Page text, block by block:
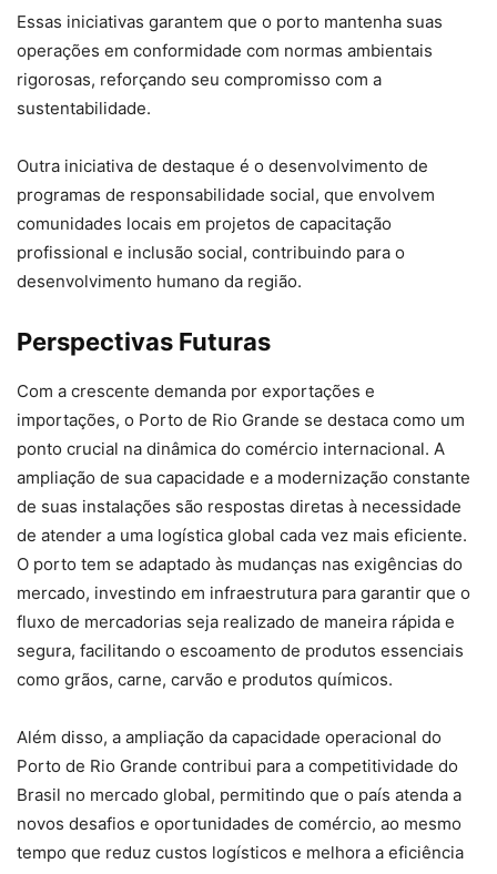
Essas iniciativas garantem que o porto mantenha suas
operações em conformidade com normas ambientais
rigorosas, reforçando seu compromisso com a
sustentabilidade.
Outra iniciativa de destaque é o desenvolvimento de
programas de responsabilidade social, que envolvem
comunidades locais em projetos de capacitação
profissional e inclusão social, contribuindo para o
desenvolvimento humano da região.
Perspectivas Futuras
Com a crescente demanda por exportações e
importações, o Porto de Rio Grande se destaca como um
ponto crucial na dinâmica do comércio internacional. A
ampliação de sua capacidade e a modernização constante
de suas instalações são respostas diretas à necessidade
de atender a uma logística global cada vez mais eficiente.
O porto tem se adaptado às mudanças nas exigências do
mercado, investindo em infraestrutura para garantir que o
fluxo de mercadorias seja realizado de maneira rápida e
segura, facilitando o escoamento de produtos essenciais
como grãos, carne, carvão e produtos químicos.
Além disso, a ampliação da capacidade operacional do
Porto de Rio Grande contribui para a competitividade do
Brasil no mercado global, permitindo que o país atenda a
novos desafios e oportunidades de comércio, ao mesmo
tempo que reduz custos logísticos e melhora a eficiência